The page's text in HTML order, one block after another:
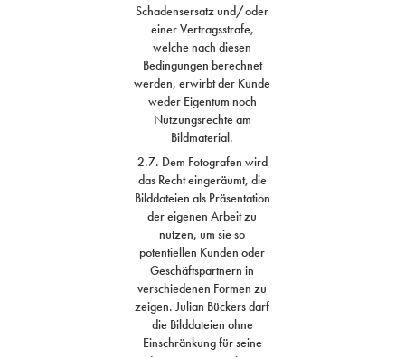
Schadensersatz und/oder
einer Vertragsstrafe,
welche nach diesen
Bedingungen berechnet
werden, erwirbt der Kunde
weder Eigentum noch
Nutzungsrechte am
Bildmaterial.
2.7. Dem Fotografen wird
das Recht eingeräumt, die
Bilddateien als Präsentation
der eigenen Arbeit zu
nutzen, um sie so
potentiellen Kunden oder
Geschäftspartnern in
verschiedenen Formen zu
zeigen. Julian Bückers darf
die Bilddateien ohne
Einschränkung für seine